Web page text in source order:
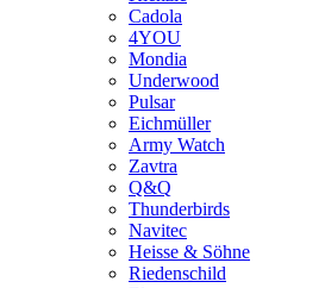
Cadola
4YOU
Mondia
Underwood
Pulsar
Eichmüller
Army Watch
Zavtra
Q&Q
Thunderbirds
Navitec
Heisse & Söhne
Riedenschild